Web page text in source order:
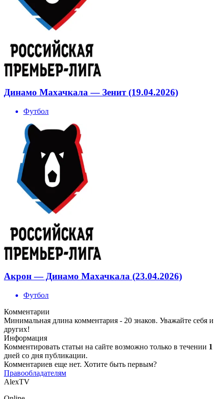
Динамо Махачкала — Зенит (19.04.2026)
Футбол
Акрон — Динамо Махачкала (23.04.2026)
Футбол
Комментарии
Минимальная длина комментария - 20 знаков. Уважайте себя и
других!
Информация
Комментировать статьи на сайте возможно только в течении 1
дней со дня публикации.
Комментариев еще нет. Хотите быть первым?
Правообладателям
AlexTV